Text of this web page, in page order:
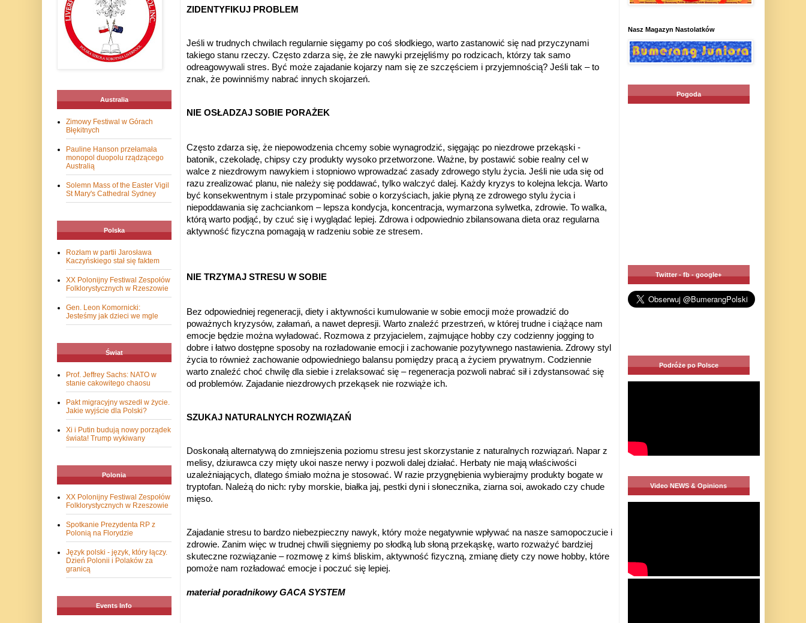
ZIDENTYFIKUJ PROBLEM
Jeśli w trudnych chwilach regularnie sięgamy po coś słodkiego, warto zastanowić się nad przyczynami
takiego stanu rzeczy. Często zdarza się, że złe nawyki przejęliśmy po rodzicach, którzy tak samo
odreagowywali stres. Być może zajadanie kojarzy nam się ze szczęściem i przyjemnością? Jeśli tak – to
znak, że powinniśmy nabrać innych skojarzeń.
NIE OSŁADZAJ SOBIE PORAŻEK
Często zdarza się, że niepowodzenia chcemy sobie wynagrodzić, sięgając po niezdrowe przekąski -
batonik, czekoladę, chipsy czy produkty wysoko przetworzone. Ważne, by postawić sobie realny cel w
walce z niezdrowym nawykiem i stopniowo wprowadzać zasady zdrowego stylu życia. Jeśli nie uda się od
razu zrealizować planu, nie należy się poddawać, tylko walczyć dalej. Każdy kryzys to kolejna lekcja. Warto
być konsekwentnym i stale przypominać sobie o korzyściach, jakie płyną ze zdrowego stylu życia i
niepoddawania się zachciankom – lepsza kondycja, koncentracja, wymarzona sylwetka, zdrowie. To walka,
którą warto podjąć, by czuć się i wyglądać lepiej. Zdrowa i odpowiednio zbilansowana dieta oraz regularna
aktywność fizyczna pomagają w radzeniu sobie ze stresem.
NIE TRZYMAJ STRESU W SOBIE
Bez odpowiedniej regeneracji, diety i aktywności kumulowanie w sobie emocji może prowadzić do
poważnych kryzysów, załamań, a nawet depresji. Warto znaleźć przestrzeń, w której trudne i ciążące nam
emocje będzie można wyładować. Rozmowa z przyjacielem, zajmujące hobby czy codzienny jogging to
dobre i łatwo dostępne sposoby na rozładowanie emocji i zachowanie pozytywnego nastawienia. Zdrowy styl
życia to również zachowanie odpowiedniego balansu pomiędzy pracą a życiem prywatnym. Codziennie
warto znaleźć choć chwilę dla siebie i zrelaksować się – regeneracja pozwoli nabrać sił i zdystansować się
od problemów. Zajadanie niezdrowych przekąsek nie rozwiąże ich.
SZUKAJ NATURALNYCH ROZWIĄZAŃ
Doskonałą alternatywą do zmniejszenia poziomu stresu jest skorzystanie z naturalnych rozwiązań. Napar z
melisy, dziurawca czy mięty ukoi nasze nerwy i pozwoli dalej działać. Herbaty nie mają właściwości
uzależniających, dlatego śmiało można je stosować. W razie przygnębienia wybierajmy produkty bogate w
tryptofan. Należą do nich: ryby morskie, białka jaj, pestki dyni i słonecznika, ziarna soi, awokado czy chude
mięso.
Zajadanie stresu to bardzo niebezpieczny nawyk, który może negatywnie wpływać na nasze samopoczucie i
zdrowie. Zanim więc w trudnej chwili sięgniemy po słodką lub słoną przekąskę, warto rozważyć bardziej
skuteczne rozwiązanie – rozmowę z kimś bliskim, aktywność fizyczną, zmianę diety czy nowe hobby, które
pomoże nam rozładować emocje i poczuć się lepiej.
materiał poradnikowy GACA SYSTEM
Australia
Zimowy Festiwal w Górach
Błękitnych
Pauline Hanson przełamała
monopol duopolu rządzącego
Australią
Solemn Mass of the Easter Vigil
St Mary's Cathedral Sydney
Polska
Rozłam w partii Jarosława
Kaczyńskiego stał się faktem
XX Polonijny Festiwal Zespołów
Folklorystycznych w Rzeszowie
Gen. Leon Komornicki:
Jesteśmy jak dzieci we mgle
Świat
Prof. Jeffrey Sachs: NATO w
stanie cakowitego chaosu
Pakt migracyjny wszedł w życie.
Jakie wyjście dla Polski?
Xi i Putin budują nowy porządek
świata! Trump wykiwany
Polonia
XX Polonijny Festiwal Zespołów
Folklorystycznych w Rzeszowie
Spotkanie Prezydenta RP z
Polonią na Florydzie
Język polski - język, który łączy.
Dzień Polonii i Polaków za
granicą
Events Info
Nasz Magazyn Nastolatków
Pogoda
Twitter - fb - google+
Podróże po Polsce
Video NEWS & Opinions